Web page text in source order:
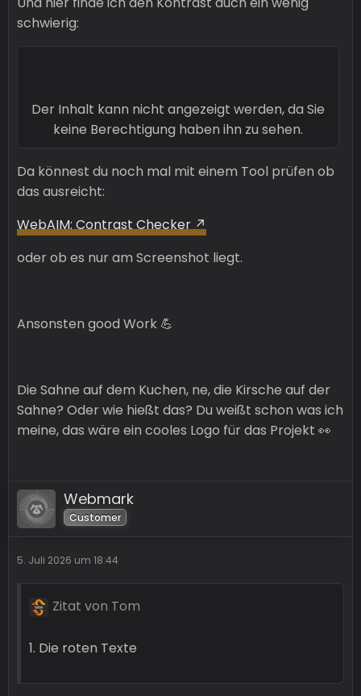
schwierig:
Der Inhalt kann nicht angezeigt werden, da Sie
keine Berechtigung haben ihn zu sehen.
Da könnest du noch mal mit einem Tool prüfen ob
das ausreicht:
WebAIM: Contrast Checker
oder ob es nur am Screenshot liegt.
Ansonsten good Work 💪
Die Sahne auf dem Kuchen, ne, die Kirsche auf der
Sahne? Oder wie hießt das? Du weißt schon was ich
meine, das wäre ein cooles Logo für das Projekt 👀
Webmark
Customer
5. Juli 2026 um 18:44
Zitat von Tom
1. Die roten Texte